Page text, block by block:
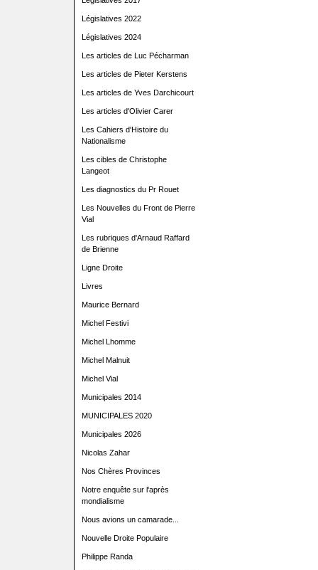
Législatives 2022
Législatives 2024
Les articles de Luc Pécharman
Les articles de Pieter Kerstens
Les articles de Yves Darchicourt
Les articles d'Olivier Carer
Les Cahiers d'Histoire du
Nationalisme
Les cibles de Christophe
Langeot
Les diagnostics du Pr Rouet
Les Nouvelles du Front de Pierre
Vial
Les rubriques d'Arnaud Raffard
de Brienne
Ligne Droite
Livres
Maurice Bernard
Michel Festivi
Michel Lhomme
Michel Malnuit
Michel Vial
Municipales 2014
MUNICIPALES 2020
Municipales 2026
Nicolas Zahar
Nos Chères Provinces
Notre enquête sur l'après
mondialisme
Nous avions un camarade...
Nouvelle Droite Populaire
Philippe Randa